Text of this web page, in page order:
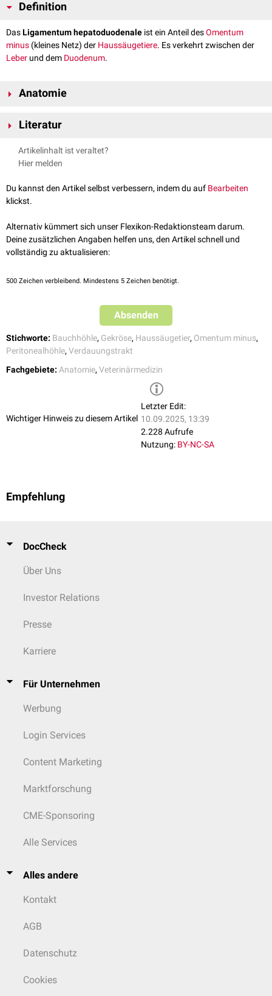
Definition
DasLigamentum hepatoduodenale ist ein Anteil desOmentum
minus (kleines Netz) der Haussäugetiere. Es verkehrt zwischen der
Leber und dem Duodenum.
Anatomie
Abschnitt des ehemaligen
Krümmung desMagens(Curvatura ventriculi minor) und dem
Anfangsabschnitt des Duodenums. Beim
Krümmung des Labmagens(Abomasum) und dem Kranialabschnitt
Duodenums
als Ligamentum hepatoduodenale bezeichnet. Die Verbindung zwischen
Leberpforte und Magen hingegen heißtLigamentum hepatogastricum
Der rechte freie Rand des Ligamentum hepatoduodenale bildet zugleich
Literatur
Nickel, Richard, August Schummer, Eugen Seiferle. Band II:
Organsysteme. Lehrbuch der Anatomie der Haustiere. Parey, 2004.
Artikelinhalt ist veraltet?
Hier melden
Du kannst den Artikel selbst verbessern, indem du auf Bearbeiten
klickst.
Alternativ kümmert sich unser Flexikon-Redaktionsteam darum.
Deine zusätzlichen Angaben helfen uns, den Artikel schnell und
vollständig zu aktualisieren:
500 Zeichen verbleibend. Mindestens 5 Zeichen benötigt.
Absenden
Stichworte: Bauchhöhle, Gekröse, Haussäugetier, Omentum minus,
Peritonealhöhle, Verdauungstrakt
Fachgebiete: Anatomie, Veterinärmedizin
Wichtiger Hinweis zu diesem Artikel
Letzter Edit:
10.09.2025, 13:39
2.228 Aufrufe
Nutzung: BY-NC-SA
Empfehlung
DocCheck
Über Uns
Investor Relations
Presse
Karriere
Für Unternehmen
Werbung
Login Services
Content Marketing
Marktforschung
CME-Sponsoring
Alle Services
Alles andere
Kontakt
AGB
Datenschutz
Cookies